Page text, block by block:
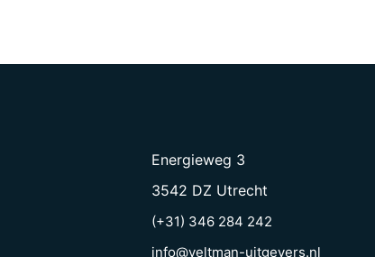
Energieweg 3
3542 DZ Utrecht
(+31) 346 284 242
info@veltman-uitgevers.nl